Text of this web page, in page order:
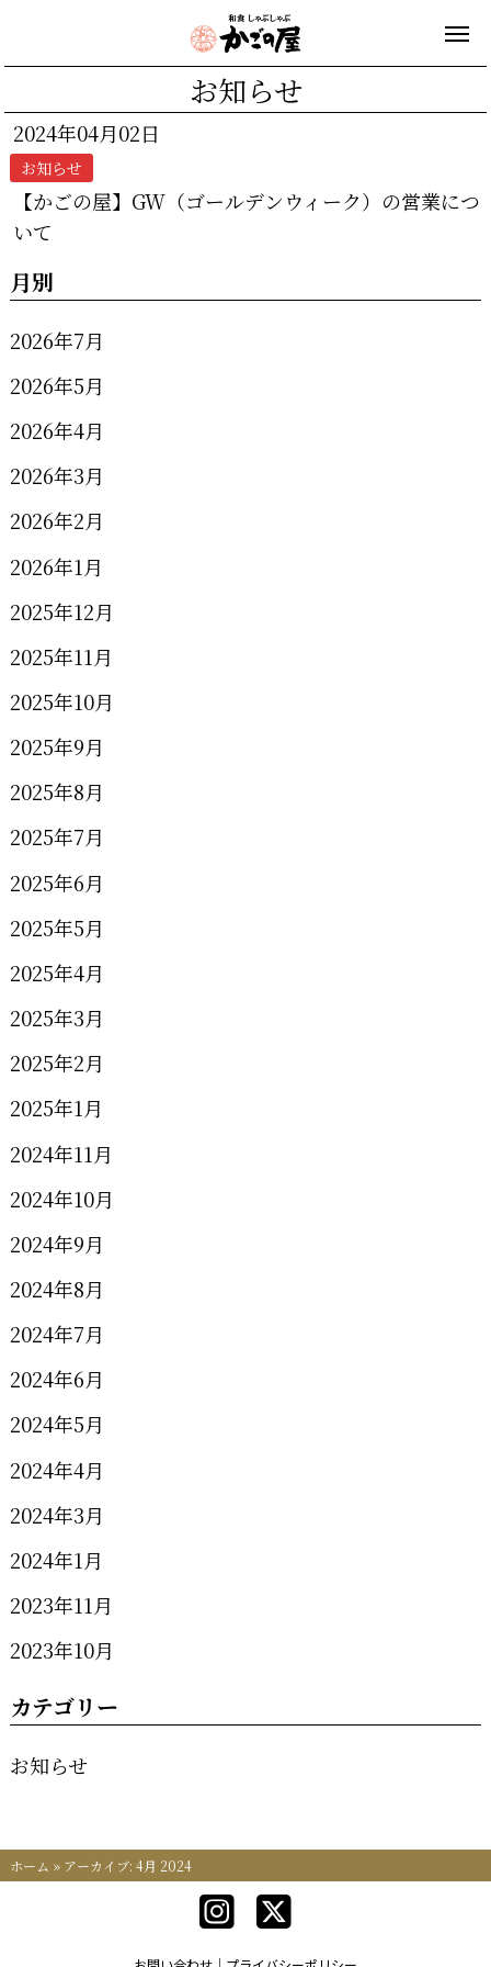
お知らせ
2024年04月02日
お知らせ
【かごの屋】GW（ゴールデンウィーク）の営業につ
いて
月別
2026年7月
2026年5月
2026年4月
2026年3月
2026年2月
2026年1月
2025年12月
2025年11月
2025年10月
2025年9月
2025年8月
2025年7月
2025年6月
2025年5月
2025年4月
2025年3月
2025年2月
2025年1月
2024年11月
2024年10月
2024年9月
2024年8月
2024年7月
2024年6月
2024年5月
2024年4月
2024年3月
2024年1月
2023年11月
2023年10月
カテゴリー
お知らせ
ホーム » アーカイブ: 4月 2024